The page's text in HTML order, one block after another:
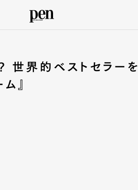
世界的ベストセラーを
』